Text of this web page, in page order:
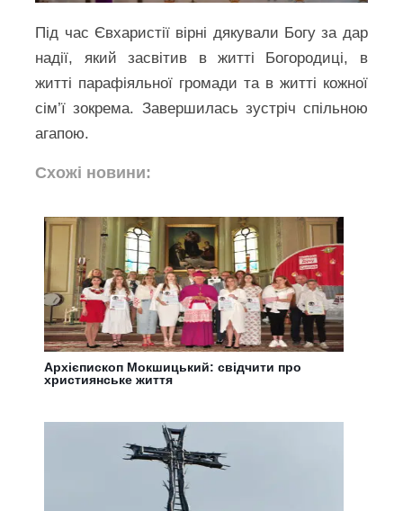
Під час Євхаристії вірні дякували Богу за дар
надії, який засвітив в житті Богородиці, в
житті парафіяльної громади та в житті кожної
сім’ї зокрема. Завершилась зустріч спільною
агапою.
Схожі новини:
Архієпископ Мокшицький: свідчити про
християнське життя